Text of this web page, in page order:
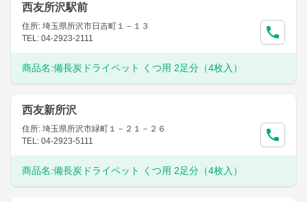
西友所沢駅前
住所: 埼玉県所沢市日吉町１－１３
TEL: 04-2923-2111
商品名:備長炭ドライペット くつ用 2足分（4枚入）
西友新所沢
住所: 埼玉県所沢市緑町１－２１－２６
TEL: 04-2923-5111
商品名:備長炭ドライペット くつ用 2足分（4枚入）